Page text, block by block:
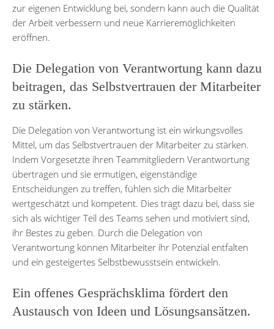
zur eigenen Entwicklung bei, sondern kann auch die Qualität
der Arbeit verbessern und neue Karrieremöglichkeiten
eröffnen.
Die Delegation von Verantwortung kann dazu
beitragen, das Selbstvertrauen der Mitarbeiter
zu stärken.
Die Delegation von Verantwortung ist ein wirkungsvolles
Mittel, um das Selbstvertrauen der Mitarbeiter zu stärken.
Indem Vorgesetzte ihren Teammitgliedern Verantwortung
übertragen und sie ermutigen, eigenständige
Entscheidungen zu treffen, fühlen sich die Mitarbeiter
wertgeschätzt und kompetent. Dies trägt dazu bei, dass sie
sich als wichtiger Teil des Teams sehen und motiviert sind,
ihr Bestes zu geben. Durch die Delegation von
Verantwortung können Mitarbeiter ihr Potenzial entfalten
und ein gesteigertes Selbstbewusstsein entwickeln.
Ein offenes Gesprächsklima fördert den
Austausch von Ideen und Lösungsansätzen.